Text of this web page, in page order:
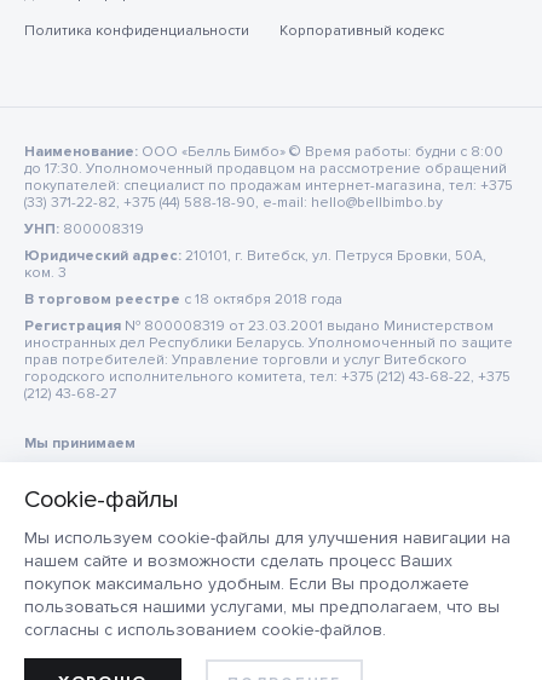
Мы используем cookie-файлы для улучшения навигации на
нашем сайте и возможности сделать процесс Ваших
покупок максимально удобным. Если Вы продолжаете
пользоваться нашими услугами, мы предполагаем, что вы
согласны с использованием cookie-файлов.
Политика конфиденциальности
Корпоративный кодекс
Наименование: ООО «Белль Бимбо» © Время работы: будни с 8:00
до 17:30. Уполномоченный продавцом на рассмотрение обращений
покупателей: специалист по продажам интернет-магазина, тел: +375
(33) 371-22-82, +375 (44) 588-18-90, e-mail: hello@bellbimbo.by
УНП: 800008319
Юридический адрес: 210101, г. Витебск, ул. Петруся Бровки, 50А,
ком. 3
В торговом реестре c 18 октября 2018 года
Регистрация № 800008319 от 23.03.2001 выдано Министерством
иностранных дел Республики Беларусь. Уполномоченный по защите
прав потребителей: Управление торговли и услуг Витебского
городского исполнительного комитета, тел: +375 (212) 43-68-22, +375
(212) 43-68-27
Мы принимаем